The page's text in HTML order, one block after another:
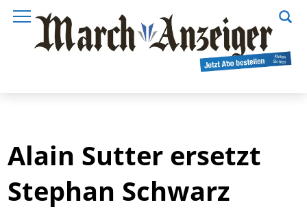
Alain Sutter ersetzt
Stephan Schwarz